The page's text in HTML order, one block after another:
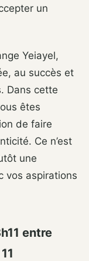
un
Yeiayel,
au succès et
Dans cette
êtes
de faire
Ce n’est
une
vos aspirations
entre